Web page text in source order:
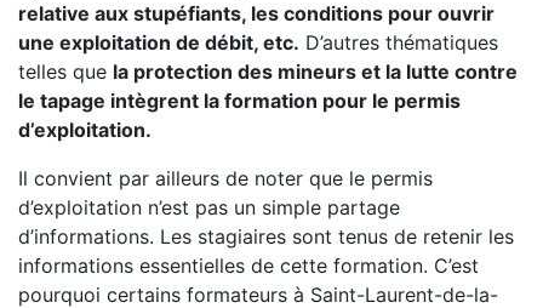
relative aux stupéfiants, les conditions pour ouvrir
une exploitation de débit, etc. D’autres thématiques
telles que la protection des mineurs et la lutte contre
le tapage intègrent la formation pour le permis
d’exploitation.
Il convient par ailleurs de noter que le permis
d’exploitation n’est pas un simple partage
d’informations. Les stagiaires sont tenus de retenir les
informations essentielles de cette formation. C’est
pourquoi certains formateurs à Saint-Laurent-de-la-